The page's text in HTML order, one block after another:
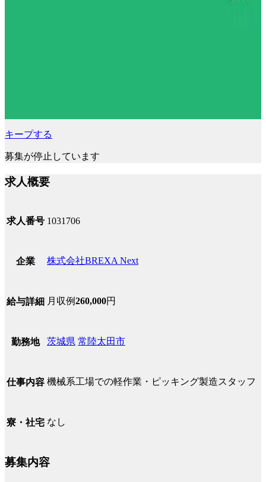
キープする
募集が停止しています
求人概要
求人番号 1031706
企業 株式会社BREXA Next
給与詳細 月収例260,000円
勤務地 茨城県 常陸太田市
仕事内容 機械系工場での軽作業・ピッキング製造スタッフ
寮・社宅 なし
募集内容